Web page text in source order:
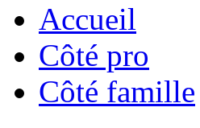
Accueil
Côté pro
Côté famille